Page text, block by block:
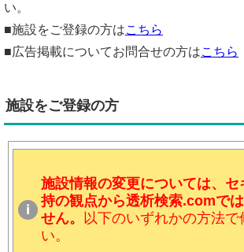
い。
■施設をご登録の方はこちら
■広告掲載についてお問合せの方はこちら
施設をご登録の方
施設情報の変更については、セ
持の観点から透析検索.comで
せん。 以下のいずれかの方法で
い。